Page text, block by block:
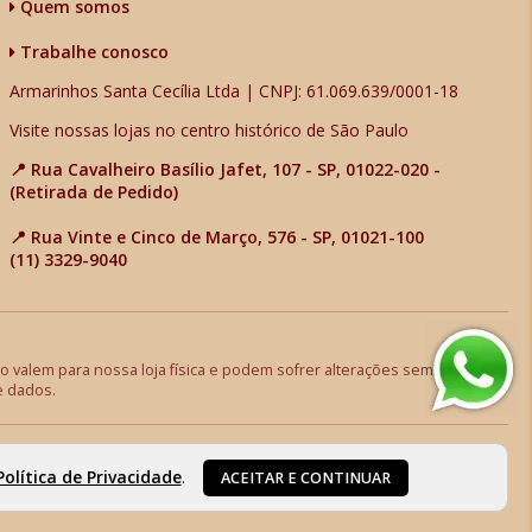
Quem somos
Trabalhe conosco
Armarinhos Santa Cecília Ltda | CNPJ: 61.069.639/0001-18
Visite nossas lojas no centro histórico de São Paulo
📍 Rua Cavalheiro Basílio Jafet, 107 - SP, 01022-020 -
(Retirada de Pedido)
📍 Rua Vinte e Cinco de Março, 576 - SP, 01021-100
(11) 3329-9040
para nossa loja física e podem sofrer alterações sem aviso
dados.
de Privacidade. ACEITAR E CONTINUAR